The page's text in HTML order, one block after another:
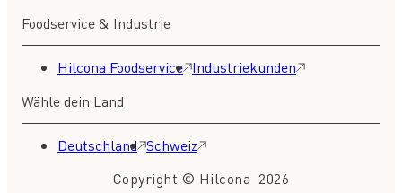
Foodservice & Industrie
Hilcona Foodservice Industriekunden
Wähle dein Land
Deutschland Schweiz
Copyright © Hilcona 2026